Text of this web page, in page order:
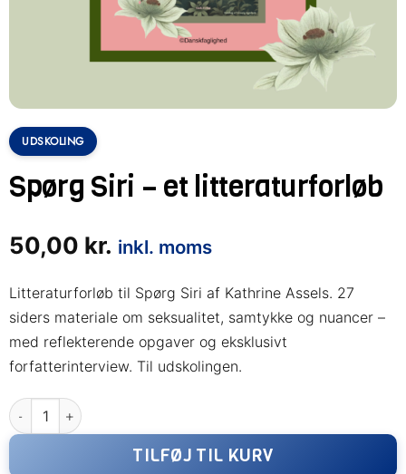
UDSKOLING
Spørg Siri – et litteraturforløb
50,00 kr. inkl. moms
Litteraturforløb til Spørg Siri af Kathrine Assels. 27
siders materiale om seksualitet, samtykke og nuancer –
med reflekterende opgaver og eksklusivt
forfatterinterview. Til udskolingen.
Spørg Siri - et litteraturforløb antal
TILFØJ TIL KURV